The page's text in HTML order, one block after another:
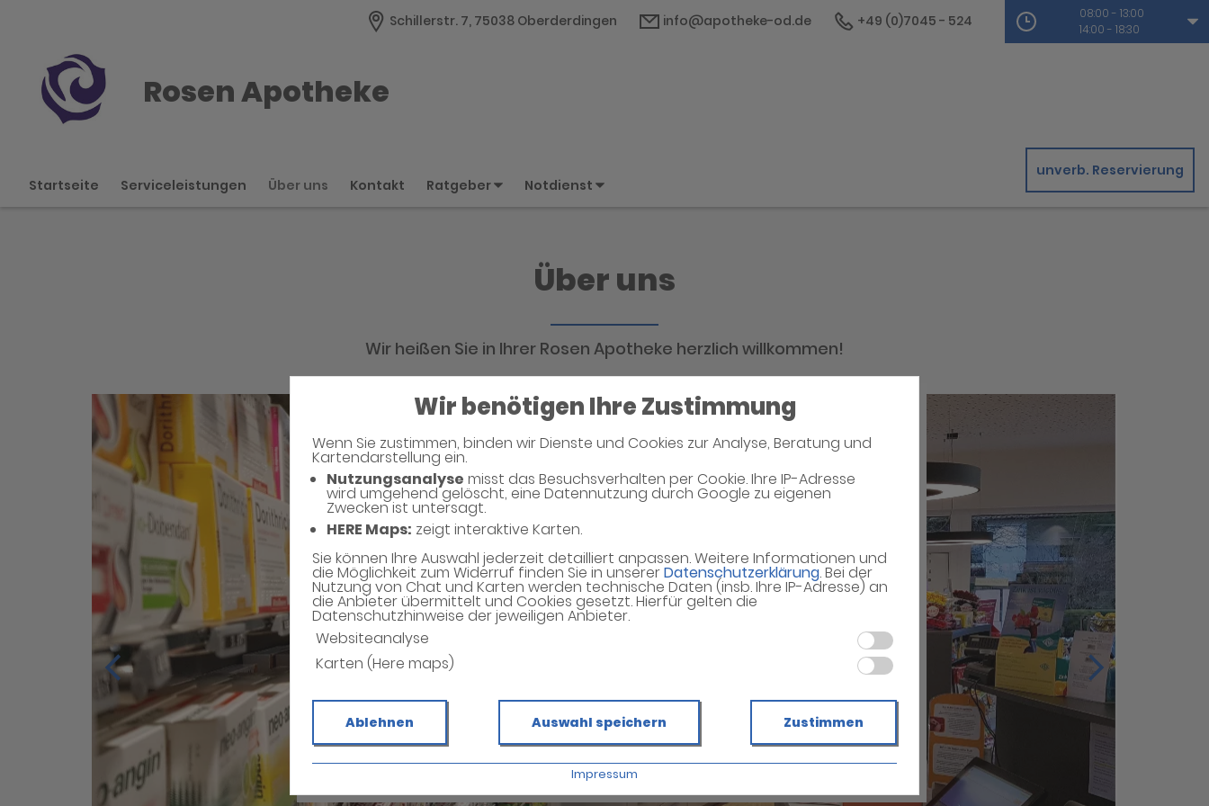
Wir benötigen Ihre Zustimmung
Wenn Sie zustimmen, binden wir Dienste und Cookies zur Analyse, Beratung und
Kartendarstellung ein.
Nutzungsanalyse misst das Besuchsverhalten per Cookie. Ihre IP-Adresse
wird umgehend gelöscht, eine Datennutzung durch Google zu eigenen
Zwecken ist untersagt.
HERE Maps: zeigt interaktive Karten.
Sie können Ihre Auswahl jederzeit detailliert anpassen. Weitere Informationen und
die Möglichkeit zum Widerruf finden Sie in unsererDatenschutzerklärung. Bei der
Nutzung von Chat und Karten werden technische Daten (insb. Ihre IP-Adresse) an
die Anbieter übermittelt und Cookies gesetzt. Hierfür gelten die
Datenschutzhinweise der jeweiligen Anbieter.
Websiteanalyse
Karten (Here maps)
Ablehnen Auswahl speichern Zustimmen
Impressum
Schillerstr. 7, 75038 Oberderdingen info@apotheke-od.de +49 (0)7045 - 524
08:00 - 13:00
14:00 - 18:30
Rosen Apotheke
Startseite Serviceleistungen Über uns Kontakt Ratgeber Notdienst
unverb. Reservierung
Über uns
Wir heißen Sie in Ihrer Rosen Apotheke herzlich willkommen!